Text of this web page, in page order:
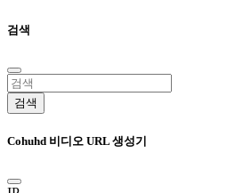
검색
검색
Cohuhd 비디오 URL 생성기